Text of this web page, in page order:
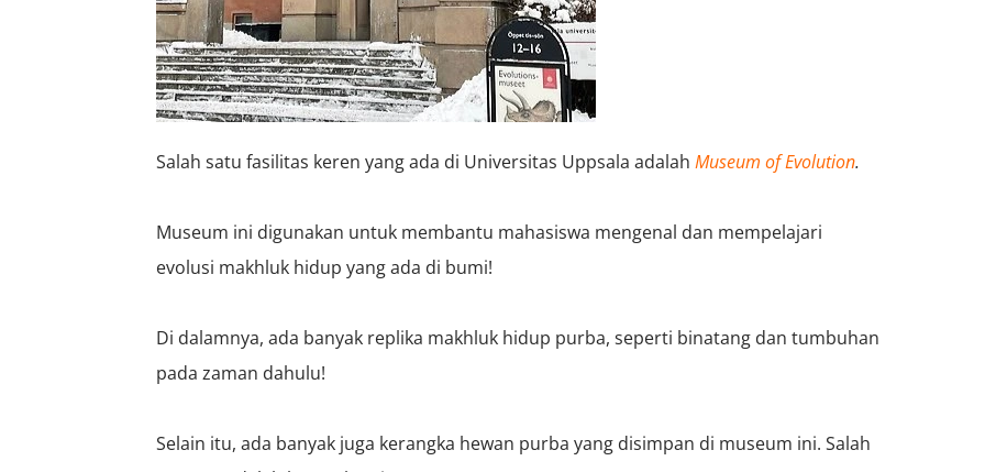
Salah satu fasilitas keren yang ada di Universitas Uppsala adalah Museum of Evolution.
Museum ini digunakan untuk membantu mahasiswa mengenal dan mempelajari
evolusi makhluk hidup yang ada di bumi!
Di dalamnya, ada banyak replika makhluk hidup purba, seperti binatang dan tumbuhan
pada zaman dahulu!
Selain itu, ada banyak juga kerangka hewan purba yang disimpan di museum ini. Salah